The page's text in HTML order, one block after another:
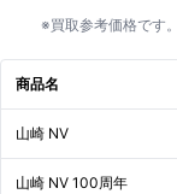
※買取参考価格です
商品名
山崎 NV
山崎 NV 100周年